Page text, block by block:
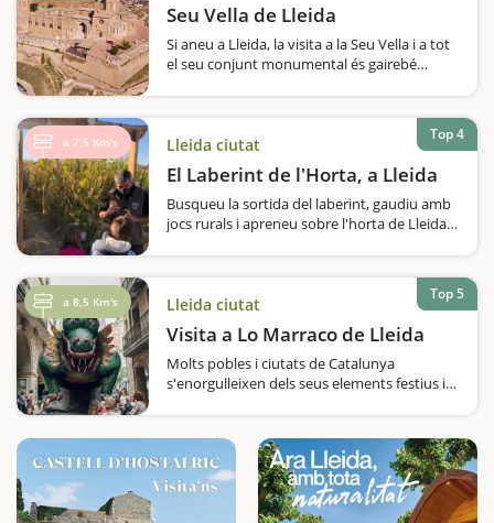
Seu Vella de Lleida
Si aneu a Lleida, la visita a la Seu Vella i a tot
el seu conjunt monumental és gairebé
musulmana, i que a causa dels diferents
conflictes dels que…
a 7,5 Km's Lleida ciutat
El Laberint de l'Horta, a Lleida
Busqueu la sortida del laberint, gaudiu amb
jocs rurals i apreneu sobre l'horta de Lleida
divertides, enmig de camps de cultiu, i al
mateix…
Top 4
a 8,5 Km's Lleida ciutat
Visita a Lo Marraco de Lleida
Molts pobles i ciutats de Catalunya
s'enorgulleixen dels seus elements festius i
la Casa dels Gegants, on entrareu en
l'univers festiu de la ciutat…
Top 5